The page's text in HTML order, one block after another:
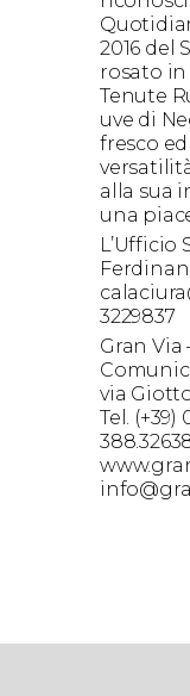
2016 del
rosato
Tenute
uve di
fresco
alla sua
una
L’Ufficio
3229837
Gran Via
via
Tel. (+39)